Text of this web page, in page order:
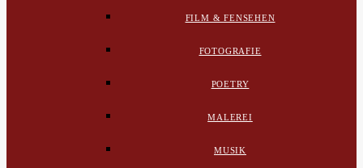
FILM & FENSEHEN
FOTOGRAFIE
POETRY
MALEREI
MUSIK